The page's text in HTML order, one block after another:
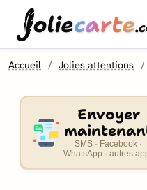
oliecarte
Accueil Jolies attentions
Envoyer
SMS · Facebook ·
WhatsApp · autres